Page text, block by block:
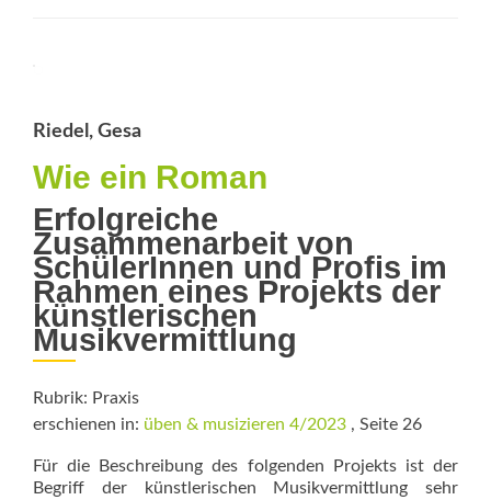
Riedel, Gesa
Wie ein Roman
Erfolgreiche
Zusammenarbeit von
SchülerInnen und Profis im
Rahmen eines Projekts der
künstlerischen
Musikvermittlung
Rubrik: Praxis
erschienen in: üben & musizieren 4/2023 , Seite 26
Für die Beschreibung des folgenden Projekts ist der
Begriff der künstlerischen Musikvermittlung sehr